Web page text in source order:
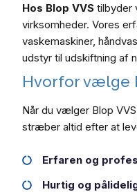
Hos Blop VVS tilbyder
virksomheder. Vores
vaskemaskiner,
udstyr til udskiftning af
Hvorfor vælge
Når du vælger Blop
stræber altid efter at
Erfaren og
Hurtig og